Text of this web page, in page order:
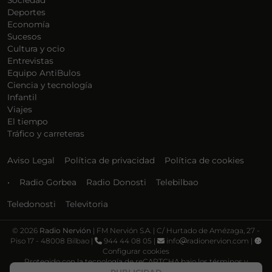
Deportes
Economía
Sucesos
Cultura y ocio
Entrevistas
Equipo AntiBulos
Ciencia y tecnología
Infantil
Viajes
El tiempo
Tráfico y carreteras
Aviso Legal Política de privacidad Política de cookies
• Radio Gorbea Radio Donosti Telebilbao
Teledonosti Televitoria
© 2026 Radio Nervión | FM Nervión S.A. | C/ Hurtado de Amézaga, 27 -
Piso 17 - 48008 Bilbao |
944 44 08 05 | info
radionervion.com |
Configurar cookies
Protegido con la tecnología de reCAPTCHA bajo los términos y